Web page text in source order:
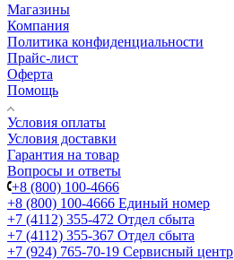
Магазины
Компания
Политика конфиденциальности
Прайс-лист
Оферта
Помощь
Условия оплаты
Условия доставки
Гарантия на товар
Вопросы и ответы
+8 (800) 100-4666
+8 (800) 100-4666 Единый номер
+7 (4112) 355-472 Отдел сбыта
+7 (4112) 355-367 Отдел сбыта
+7 (924) 765-70-19 Сервисный центр